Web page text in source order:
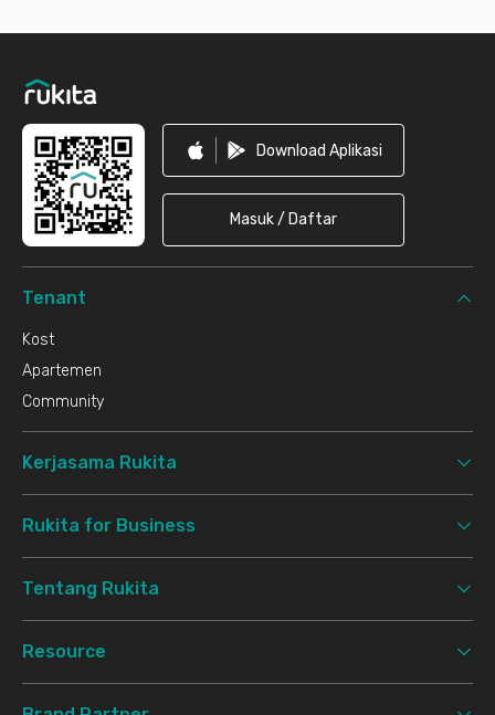
Download Aplikasi
Masuk / Daftar
Tenant
Kost
Apartemen
Community
Kerjasama Rukita
Rukita for Business
Tentang Rukita
Resource